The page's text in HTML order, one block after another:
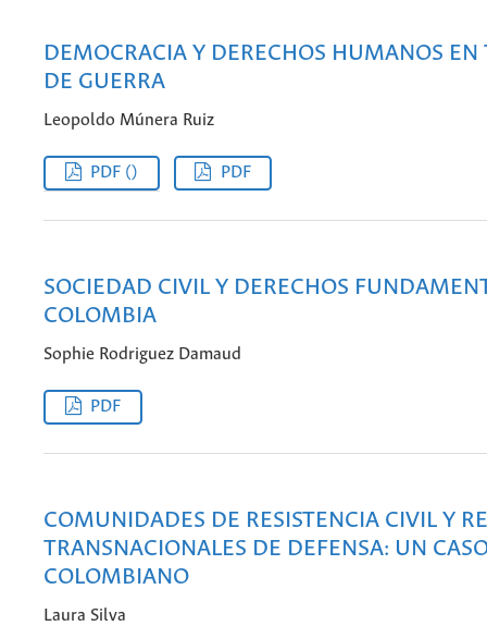
DEMOCRACIA Y DERECHOS HUMANOS EN
DE GUERRA
Leopoldo Múnera Ruiz
PDF () PDF
SOCIEDAD CIVIL Y DERECHOS
COLOMBIA
Sophie Rodriguez Damaud
PDF
COMUNIDADES DE RESISTENCIA CIVIL Y
TRANSNACIONALES DE DEFENSA: UN
COLOMBIANO
Laura Silva